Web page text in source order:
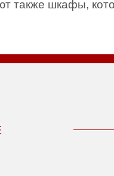
также шкафы,